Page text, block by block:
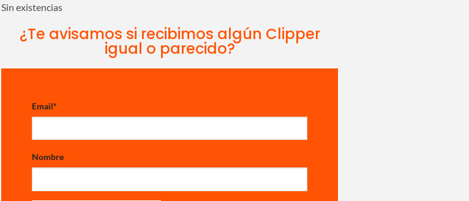
Sin existencias
¿Te avisamos si recibimos algún Clipper
igual o parecido?
Email*
Nombre